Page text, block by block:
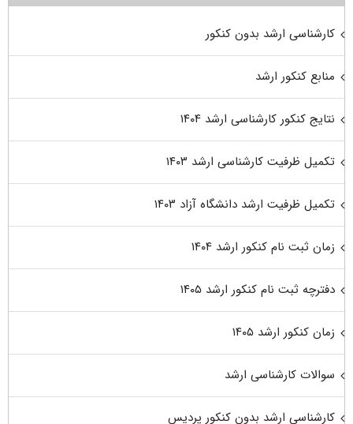
کارشناسی ارشد بدون کنکور
منابع کنکور ارشد
نتایج کنکور کارشناسی ارشد ۱۴۰۴
تکمیل ظرفیت کارشناسی ارشد ۱۴۰۳
تکمیل ظرفیت ارشد دانشگاه آزاد ۱۴۰۳
زمان ثبت نام کنکور ارشد ۱۴۰۴
دفترچه ثبت نام کنکور ارشد ۱۴۰۵
زمان کنکور ارشد ۱۴۰۵
سوالات کارشناسی ارشد
کارشناسی ارشد بدون کنکور پردیس